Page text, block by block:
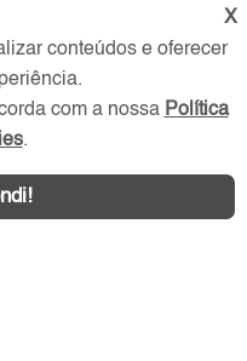
X
conteúdos e oferecer
com a nossa Política
.